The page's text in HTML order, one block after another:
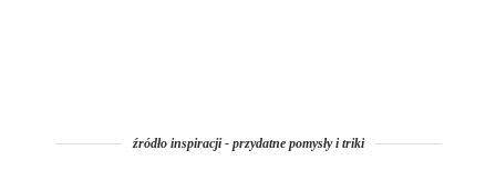
źródło inspiracji - przydatne pomysły i triki